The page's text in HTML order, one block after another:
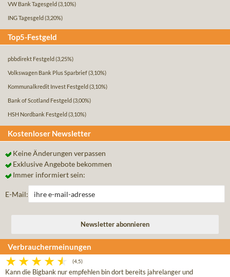
VW Bank Tagesgeld (3,10%)
ING Tagesgeld (3,20%)
Top5-Festgeld
pbbdirekt Festgeld (3,25%)
Volkswagen Bank Plus Sparbrief(3,10%)
Kommunalkredit Invest Festgeld (3,10%)
Bank of Scotland Festgeld (3,00%)
HSH Nordbank Festgeld (3,10%)
Kostenloser Newsletter
Keine Änderungen verpassen
Exklusive Angebote bekommen
Immer informiert sein:
E-Mail:
Verbrauchermeinungen
(4,5)
Kann die Bigbank nur empfehlen bin dort bereits jahrelanger und